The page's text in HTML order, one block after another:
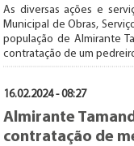
As diversas ações e
Municipal de Obras,
população de Almirante
contratação de um
16.02.2024 - 08:27
Almirante
contratação de